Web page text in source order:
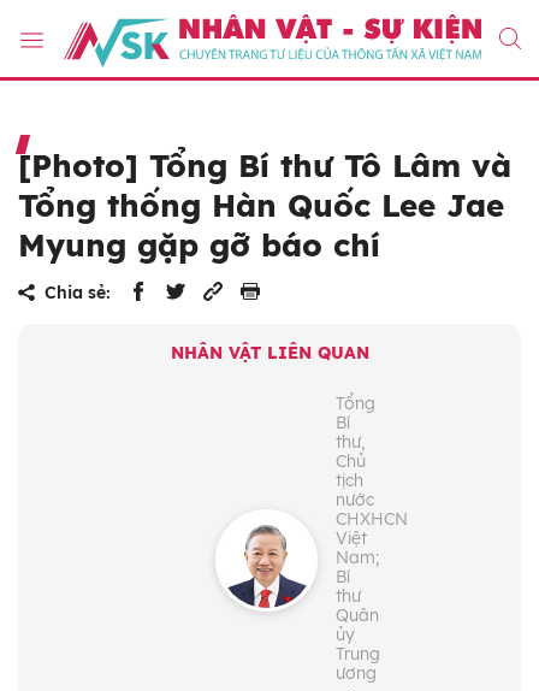
[Photo] Tổng Bí thư Tô Lâm và
Tổng thống Hàn Quốc Lee Jae
Myung gặp gỡ báo chí
Chia sẻ:
NHÂN VẬT LIÊN QUAN
Tổng
Bí
thư,
Chủ
tịch
nước
CHXHCN
Việt
Nam;
Bí
thư
Quân
ủy
Trung
ương